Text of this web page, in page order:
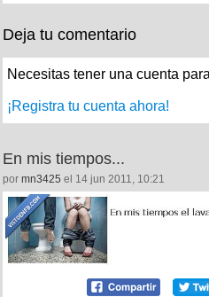
Deja tu comentario
Necesitas tener una cuenta
¡Registra tu cuenta ahora!
En mis tiempos...
por mn3425 el 14 jun 2011, 10:21